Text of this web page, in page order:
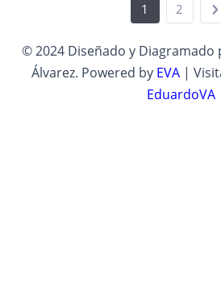
1 2
© 2024 Diseñado y Diagramado
Álvarez. Powered by EVA|
EduardoVA